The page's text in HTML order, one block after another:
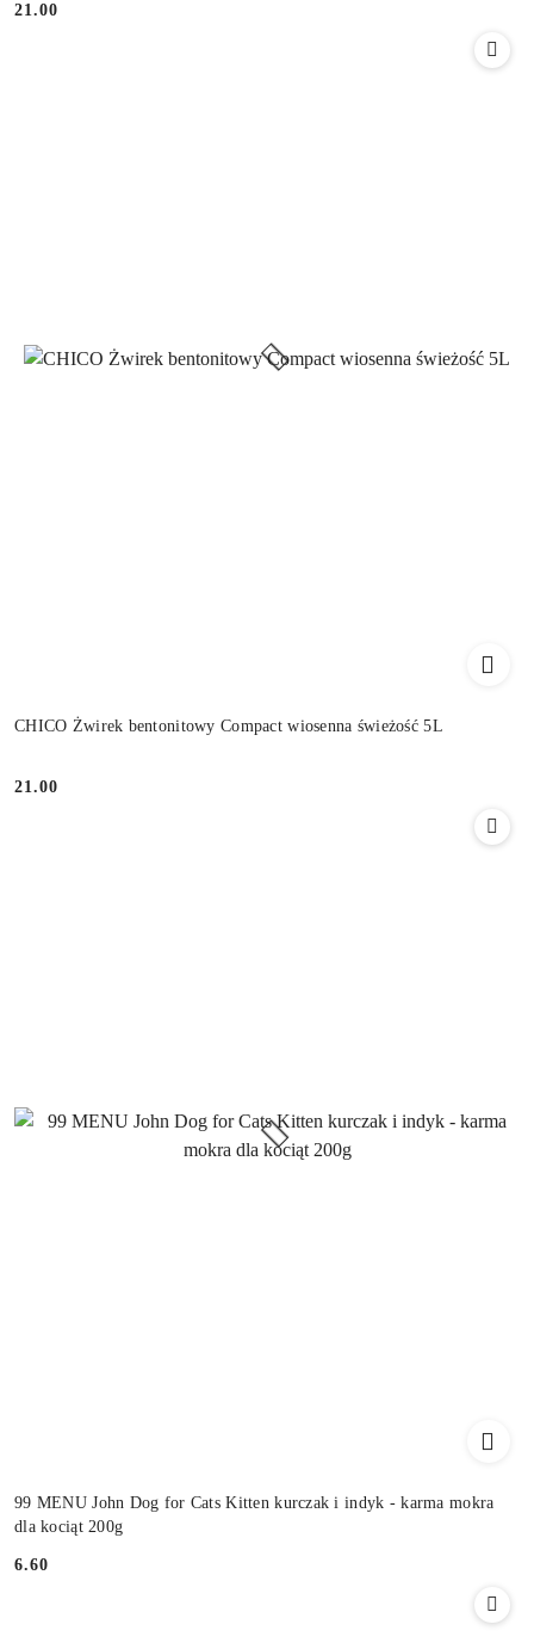
Cena:
21.00
CHICO Żwirek bentonitowy Compact wiosenna świeżość 5L
21.00
99 MENU John Dog for Cats Kitten kurczak i indyk - karma mokra
dla kociąt 200g
Cena:
6.60